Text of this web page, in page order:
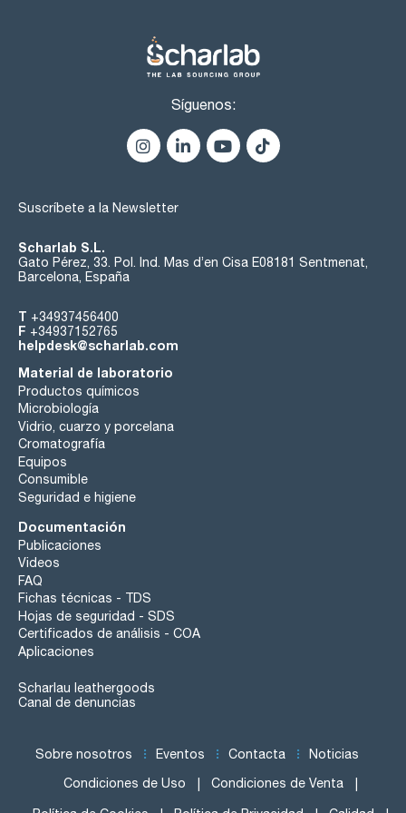
Síguenos:
Suscríbete a la Newsletter
Scharlab S.L.
Gato Pérez, 33. Pol. Ind. Mas d’en Cisa E08181 Sentmenat,
Barcelona, España
T +34937456400
F +34937152765
helpdesk@scharlab.com
Material de laboratorio
Productos químicos
Microbiología
Vidrio, cuarzo y porcelana
Cromatografía
Equipos
Consumible
Seguridad e higiene
Documentación
Publicaciones
Videos
FAQ
Fichas técnicas - TDS
Hojas de seguridad - SDS
Certificados de análisis - COA
Aplicaciones
Scharlau leathergoods
Canal de denuncias
Sobre nosotros Eventos Contacta Noticias
Condiciones de Uso Condiciones de Venta